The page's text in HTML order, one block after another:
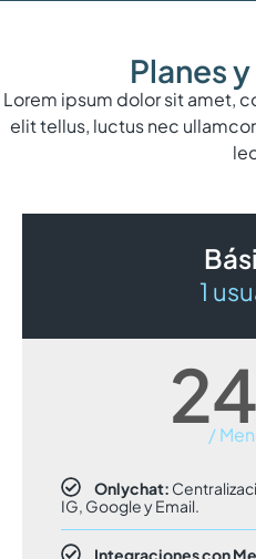
Planes
Lorem ipsum dolor sit amet,
elit tellus, luctus nec
1
/
Onlychat:
IG, Google y Email.